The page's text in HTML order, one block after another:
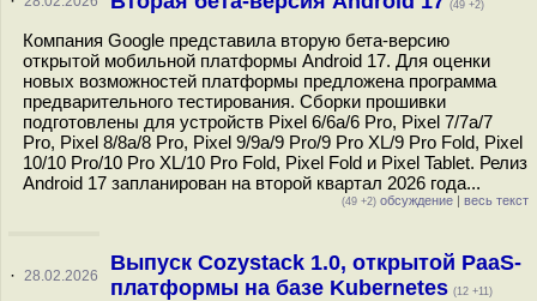
(49 +2)
Компания Google представила вторую бета-версию
открытой мобильной платформы Android 17. Для оценки
новых возможностей платформы предложена программа
предварительного тестирования. Сборки прошивки
подготовлены для устройств Pixel 6/6a/6 Pro, Pixel 7/7a/7
Pro, Pixel 8/8a/8 Pro, Pixel 9/9a/9 Pro/9 Pro XL/9 Pro Fold, Pixel
10/10 Pro/10 Pro XL/10 Pro Fold, Pixel Fold и Pixel Tablet. Релиз
Android 17 запланирован на второй квартал 2026 года...
(49 +2) обсуждение | весь текст
· 28.02.2026
Выпуск Cozystack 1.0, открытой PaaS-
платформы на базе Kubernetes (12 +11)